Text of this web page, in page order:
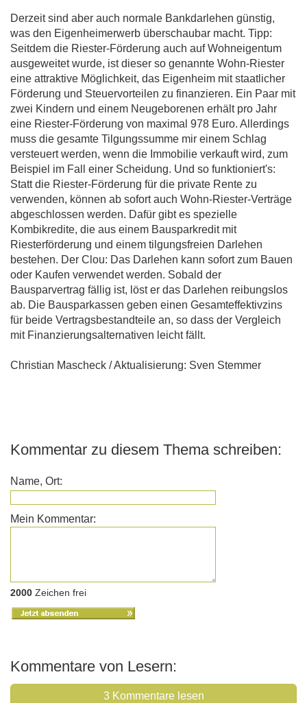
Derzeit sind aber auch normale Bankdarlehen günstig,
was den Eigenheimerwerb überschaubar macht. Tipp:
Seitdem die Riester-Förderung auch auf Wohneigentum
ausgeweitet wurde, ist dieser so genannte Wohn-Riester
eine attraktive Möglichkeit, das Eigenheim mit staatlicher
Förderung und Steuervorteilen zu finanzieren. Ein Paar mit
zwei Kindern und einem Neugeborenen erhält pro Jahr
eine Riester-Förderung von maximal 978 Euro. Allerdings
muss die gesamte Tilgungssumme mir einem Schlag
versteuert werden, wenn die Immobilie verkauft wird, zum
Beispiel im Fall einer Scheidung. Und so funktioniert's:
Statt die Riester-Förderung für die private Rente zu
verwenden, können ab sofort auch Wohn-Riester-Verträge
abgeschlossen werden. Dafür gibt es spezielle
Kombikredite, die aus einem Bausparkredit mit
Riesterförderung und einem tilgungsfreien Darlehen
bestehen. Der Clou: Das Darlehen kann sofort zum Bauen
oder Kaufen verwendet werden. Sobald der
Bausparvertrag fällig ist, löst er das Darlehen reibungslos
ab. Die Bausparkassen geben einen Gesamteffektivzins
für beide Vertragsbestandteile an, so dass der Vergleich
mit Finanzierungsalternativen leicht fällt.
Christian Mascheck / Aktualisierung: Sven Stemmer
Kommentar zu diesem Thema schreiben:
Name, Ort:
Mein Kommentar:
2000 Zeichen frei
Kommentare von Lesern:
3 Kommentare lesen